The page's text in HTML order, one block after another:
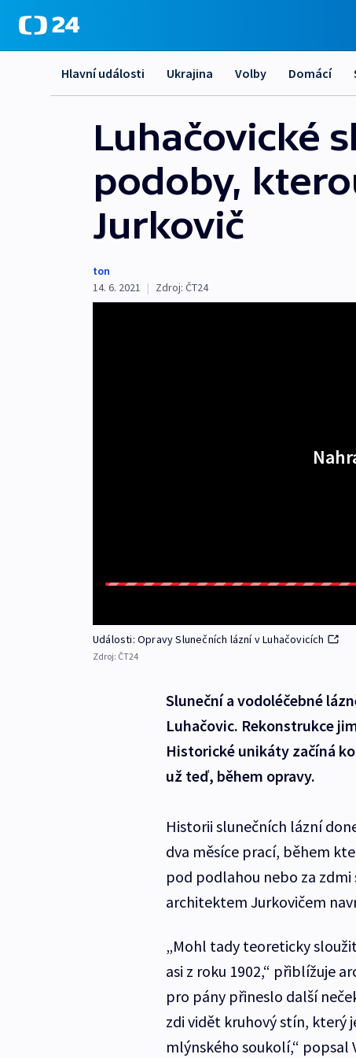
Hlavní události Ukrajina Volby Domácí
Luhačovické
podoby,
Jurkovič
ton
14. 6. 2021 | Zdroj: ČT24
Události: Opravy Slunečních lázní v Luhačovicích
Zdroj: ČT24
Sluneční a vodoléčebné
Luhačovic. Rekonstrukce
Historické unikáty začíná
už teď, během opravy.
Historii slunečních lázní
dva měsíce prací, během
pod podlahou nebo za
architektem Jurkovičem
„Mohl tady teoreticky
asi z roku 1902,“ přiblížuje
pro pány přineslo další
zdi vidět kruhový stín, který
mlýnského soukolí,“ popsal